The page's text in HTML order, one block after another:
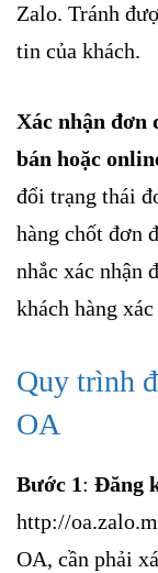
Zalo. Tránh
tin của khách.
Xác nhận đơn
bán hoặc
đổi trạng thái
hàng chốt đơn
nhắc xác nhận
khách hàng
Quy trình
OA
Bước 1: Đăng
http://
OA, cần phải